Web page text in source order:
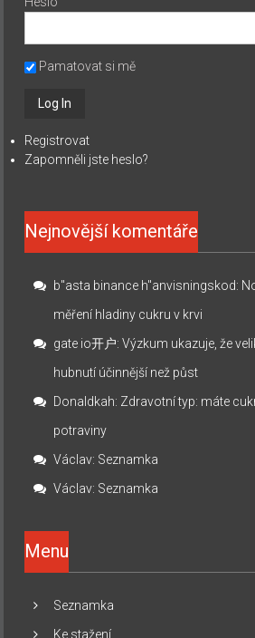
Pamatovat si mě
Registrovat
Zapomněli jste heslo?
Nejnovější komentáře
b"asta binance h"anvisningskod:
měření hladiny cukru v krvi
gate io开户:Výzkum ukazuje, že
hubnutí účinnější než půst
Donaldkah: Zdravotní typ: máte
potraviny
Václav: Seznamka
Václav: Seznamka
Menu
Seznamka
Ke stažení